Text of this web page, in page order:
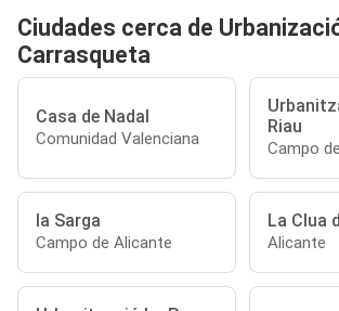
Ciudades cerca de
Carrasqueta
Casa de Nadal
Comunidad Valenciana
Riau
Campo
la Sarga
Campo de Alicante
La Clua
Alicante